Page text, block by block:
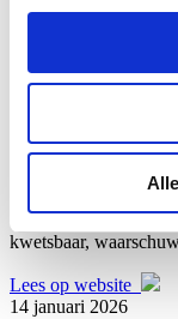
Telegraaf: ‘Gure
Met de forse kou
voor ruim de helft
weinig voorraad. Bij
kwetsbaar,
Lees op website
14 januari 2026